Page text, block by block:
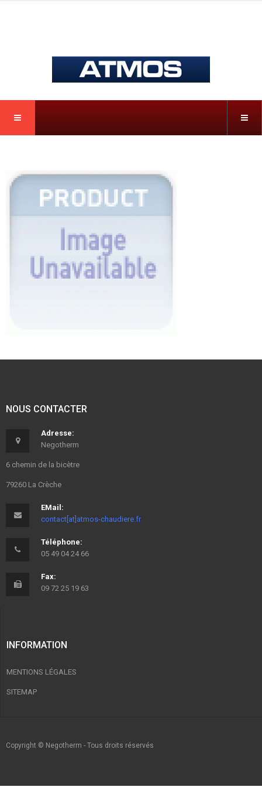
NOUS CONTACTER
Adresse:
Negotherm
6 chemin de la bicètre
79260 La Crèche
EMail:
contact[at]atmos-chaudiere.fr
Téléphone:
05 49 04 24 66
Fax:
09 72 25 19 63
INFORMATION
MENTIONS LÉGALES
SITEMAP
Copyright © Negotherm - Tous droits réservés